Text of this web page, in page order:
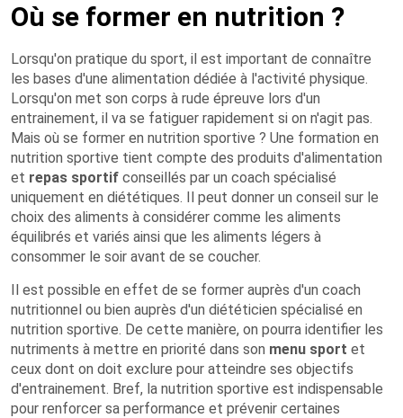
Où se former en nutrition ?
Lorsqu'on pratique du sport, il est important de connaître
les bases d'une alimentation dédiée à l'activité physique.
Lorsqu'on met son corps à rude épreuve lors d'un
entrainement, il va se fatiguer rapidement si on n'agit pas.
Mais où se former en nutrition sportive ? Une formation en
nutrition sportive tient compte des produits d'alimentation
et repas sportif conseillés par un coach spécialisé
uniquement en diététiques. Il peut donner un conseil sur le
choix des aliments à considérer comme les aliments
équilibrés et variés ainsi que les aliments légers à
consommer le soir avant de se coucher.
Il est possible en effet de se former auprès d'un coach
nutritionnel ou bien auprès d'un diététicien spécialisé en
nutrition sportive. De cette manière, on pourra identifier les
nutriments à mettre en priorité dans son menu sport et
ceux dont on doit exclure pour atteindre ses objectifs
d'entrainement. Bref, la nutrition sportive est indispensable
pour renforcer sa performance et prévenir certaines